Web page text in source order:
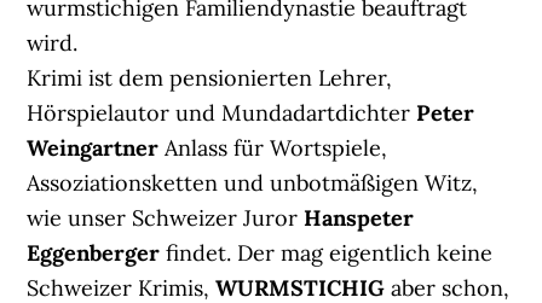
wurmstichigen Familiendynastie beauftragt
wird.
Krimi ist dem pensionierten Lehrer,
Hörspielautor und MundadartdichterPeter
Weingartner Anlass für Wortspiele,
Assoziationsketten und unbotmäßigen Witz,
wie unser Schweizer JurorHanspeter
Eggenbergerfindet. Der mag eigentlich keine
Schweizer Krimis,WURMSTICHIGaber schon,